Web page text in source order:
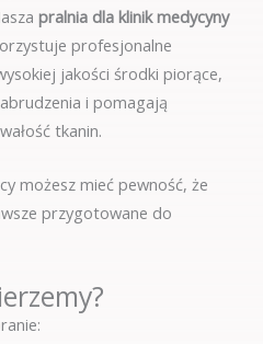
pralnia dla klinik medycyny
profesjonalne
jakości środki piorące,
i pomagają
tkanin.
możesz mieć pewność, że
przygotowane do